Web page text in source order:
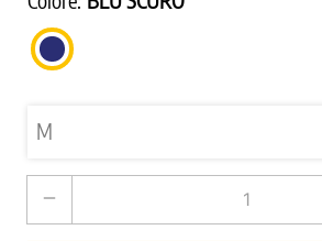
BLU
SCURO
remove